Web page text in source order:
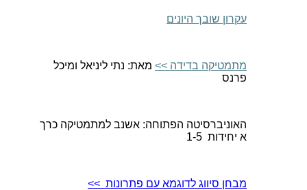
עקרון שובך היונים
מתמטיקה בדידה >> מאת: נתי ליניאל ומיכל
פרנס
האוניברסיטה הפתוחה: אשנב למתמטיקה כרך
א יחידות 1-5
מבחן סיווג לדוגמא עם פתרונות >>